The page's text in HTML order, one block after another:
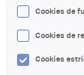
Cookies de
Cookies de
Cookies